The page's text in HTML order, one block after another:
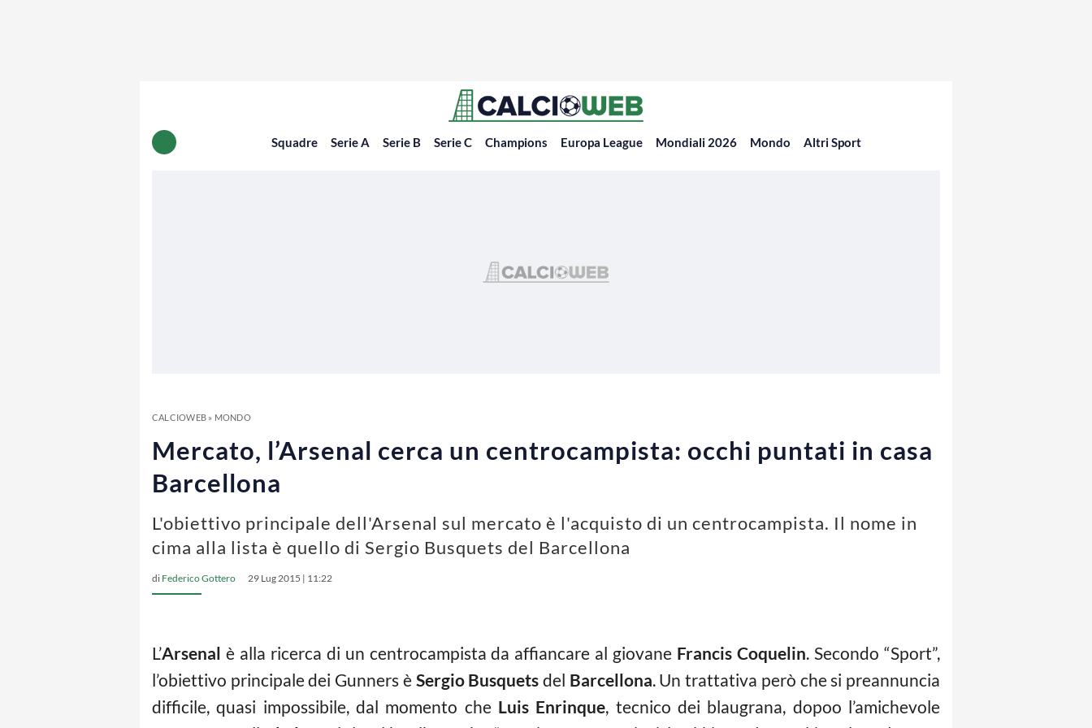
Squadre Serie A Serie B Serie C Champions Europa League Mondiali 2026 Mondo Altri Sport
CALCIOWEB» MONDO
Mercato, l’Arsenal cerca un centrocampista: occhi puntati in casa
Barcellona
L'obiettivo principale dell'Arsenal sul mercato è l'acquisto di un centrocampista. Il nome in
cima alla lista è quello di Sergio Busquets del Barcellona
di Federico Gottero 29 Lug 2015 | 11:22
L’Arsenal è alla ricerca di un centrocampista da affiancare al giovane Francis Coquelin. Secondo “Sport”,
l’obiettivo principale dei Gunners è Sergio Busquets del Barcellona. Un trattativa però che si preannuncia
difficile, quasi impossibile, dal momento che Luis Enrinque, tecnico dei blaugrana, dopoo l’amichevole